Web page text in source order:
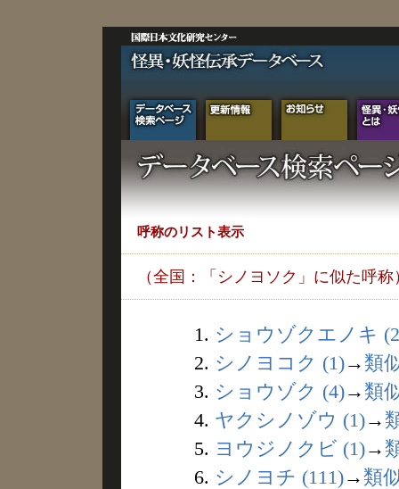
呼称のリスト表示
（全国：「シノヨソク」に似た呼称
1. ショウゾクエノキ
2. シノヨコク (1)→ 類
3. ショウゾク (4)→ 類
4. ヤクシノゾウ (1)→
5. ヨウジノクビ (1)→
6. シノヨチ (111)→ 類